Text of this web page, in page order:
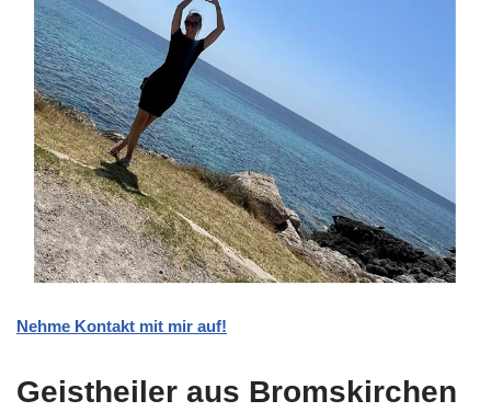
Nehme Kontakt mit mir auf!
Geistheiler aus Bromskirchen